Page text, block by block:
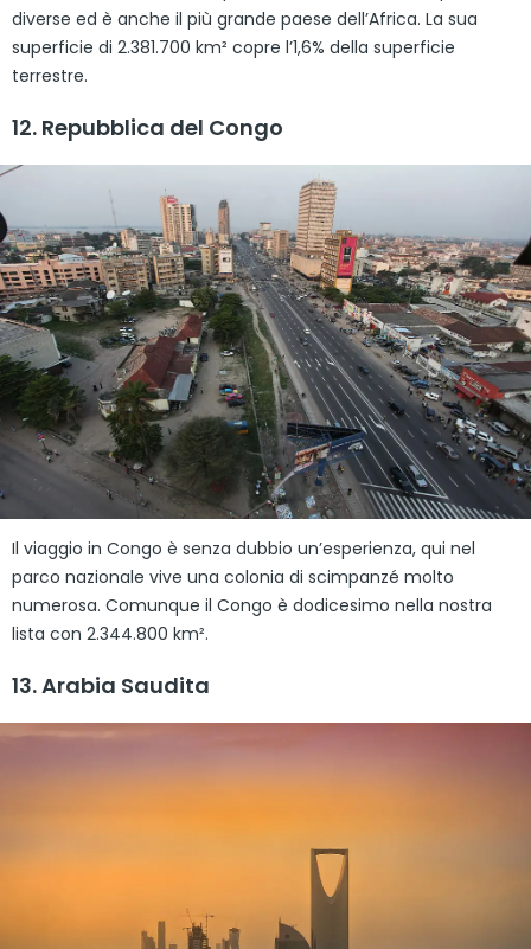
diverse ed è anche il più grande paese dell’Africa. La sua
superficie di 2.381.700 km² copre l’1,6% della superficie
terrestre.
12. Repubblica del Congo
Il viaggio in Congo è senza dubbio un’esperienza, qui nel
parco nazionale vive una colonia di scimpanzé molto
numerosa. Comunque il Congo è dodicesimo nella nostra
lista con 2.344.800 km².
13. Arabia Saudita